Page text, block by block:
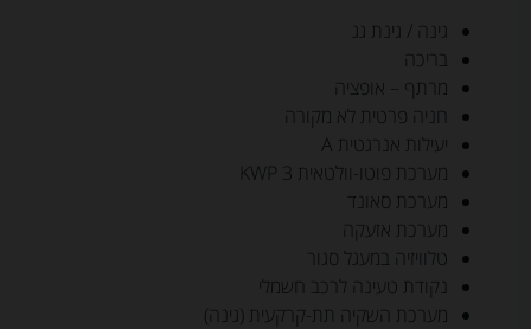
גינה / גינת גג
בריכה
מרתף – אופציה
חניה פרטית לא מקורה
יעילות אנרגטית A
מערכת פוטו-וולטאית 3 KWP
מערכת סאונד
מערכת אזעקה
טלוויזיה במעגל סגור
נקודת טעינה לרכב חשמלי
מערכת השקיה תת-קרקעית (גינה)